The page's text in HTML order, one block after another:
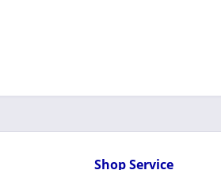
Shop Service